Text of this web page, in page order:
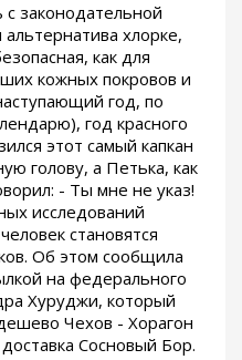
законодательной
хлорке,
как для
кожных покровов и
год, по
год красного
этот самый капкан
голову, а Петька, как
- Ты мне не указ!
исследований
становятся
Об этом сообщила
на федерального
Хуруджи, который
Чехов - Хорагон
Сосновый Бор.